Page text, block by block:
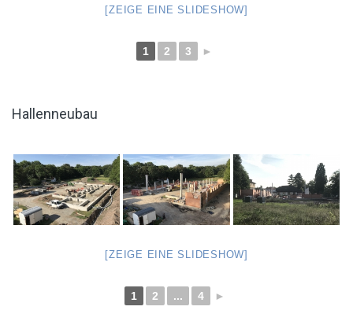
[ZEIGE EINE SLIDESHOW]
1 2 3 ►
Hallenneubau
[ZEIGE EINE SLIDESHOW]
1 2 ... 4 ►